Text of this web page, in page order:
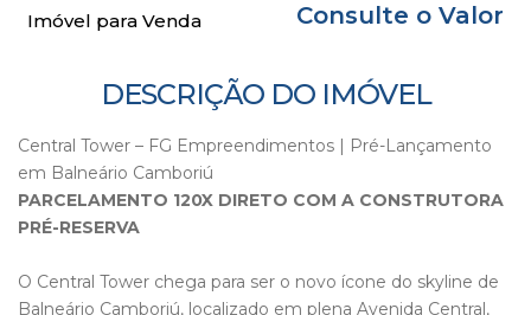
Consulte o Valor
Imóvel para Venda
DESCRIÇÃO DO IMÓVEL
Central Tower – FG Empreendimentos | Pré-Lançamento
em Balneário Camboriú
PARCELAMENTO 120X DIRETO COM A CONSTRUTORA
PRÉ-RESERVA
O Central Tower chega para ser o novo ícone do skyline de
Balneário Camboriú, localizado em plena Avenida Central,